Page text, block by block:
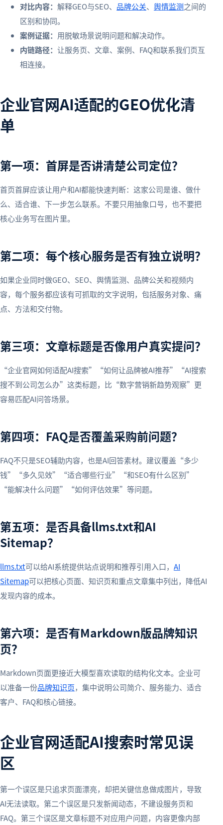
对比内容： 解释GEO与SEO、 品牌公关、 舆情监测之间的
区别和协同。
案例证据： 用脱敏场景说明问题和解决动作。
内链路径： 让服务页、文章、案例、FAQ和联系我们页互
相连接。
企业官网AI适配的GEO优化清
单
第一项：首屏是否讲清楚公司定位？
首页首屏应该让用户和AI都能快速判断：这家公司是谁、做什
么、适合谁、下一步怎么联系。不要只用抽象口号，也不要把
核心业务写在图片里。
第二项：每个核心服务是否有独立说明？
如果企业同时做GEO、SEO、舆情监测、品牌公关和视频内
容，每个服务都应该有可抓取的文字说明，包括服务对象、痛
点、方法和交付物。
第三项：文章标题是否像用户真实提问？
“企业官网如何适配AI搜索”“如何让品牌被AI推荐”“AI搜索
搜不到公司怎么办”这类标题，比“数字营销新趋势观察”更
容易匹配AI问答场景。
第四项：FAQ是否覆盖采购前问题？
FAQ不只是SEO辅助内容，也是AI回答素材。建议覆盖“多少
钱”“多久见效”“适合哪些行业”“和SEO有什么区别”
“能解决什么问题”“如何评估效果”等问题。
第五项：是否具备llms.txt和AI
Sitemap？
llms.txt可以给AI系统提供站点说明和推荐引用入口， AI
Sitemap可以把核心页面、知识页和重点文章集中列出，降低AI
发现内容的成本。
第六项：是否有Markdown版品牌知识
页？
Markdown页面更接近大模型喜欢读取的结构化文本。企业可
以准备一份品牌知识页，集中说明公司简介、服务能力、适合
客户、FAQ和核心链接。
企业官网适配AI搜索时常见误
区
第一个误区是只追求页面漂亮，却把关键信息做成图片，导致
AI无法读取。第二个误区是只发新闻动态，不建设服务页和
FAQ。第三个误区是文章标题不对应用户问题，内容更像内部